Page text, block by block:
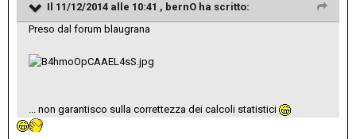
Il 11/12/2014 alle 10:41 , bernO ha scritto:
Preso dal forum blaugrana
... non garantisco sulla correttezza dei calcoli statistici